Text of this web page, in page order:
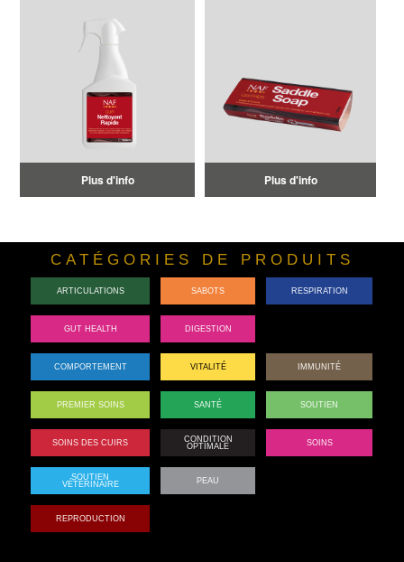
Plus d'info Plus d'info
CATÉGORIES DE PRODUITS
ARTICULATIONS SABOTS RESPIRATION
GUT HEALTH DIGESTION
COMPORTEMENT VITALITÉ IMMUNITÉ
PREMIER SOINS SANTÉ SOUTIEN
SOINS DES CUIRS
CONDITION
OPTIMALE
SOINS
SOUTIEN
VÉTÉRINAIRE
PEAU
REPRODUCTION